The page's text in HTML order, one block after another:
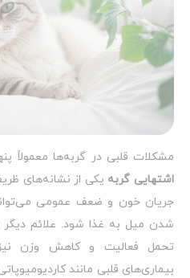
مشکلات قلبی در گربه‌ها معمولاً
اشتهایی گربه یکی از نشانه‌های
جریان خون و ضعف عمومی
شدن میل به غذا شود. علائم
تحمل فعالیت و کاهش وزن